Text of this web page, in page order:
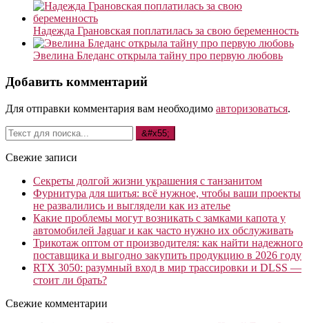
Надежда Грановская поплатилась за свою беременность
Эвелина Бледанс открыла тайну про первую любовь
Добавить комментарий
Для отправки комментария вам необходимо авторизоваться.
Свежие записи
Секреты долгой жизни украшения с танзанитом
Фурнитура для шитья: всё нужное, чтобы ваши проекты
не развалились и выглядели как из ателье
Какие проблемы могут возникать с замками капота у
автомобилей Jaguar и как часто нужно их обслуживать
Трикотаж оптом от производителя: как найти надежного
поставщика и выгодно закупить продукцию в 2026 году
RTX 3050: разумный вход в мир трассировки и DLSS —
стоит ли брать?
Свежие комментарии